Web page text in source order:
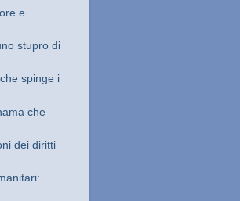
e
stupro di
spinge i
che
dei diritti